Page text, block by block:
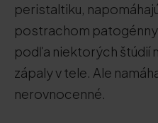
peristaltiku,
postrachom
podľa niektorých štúdií
zápaly v tele. Ale
nerovnocenné.